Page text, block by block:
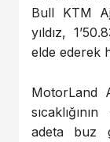
Bull KTM
yıldız,
elde ederek
MotorLand
adeta buz